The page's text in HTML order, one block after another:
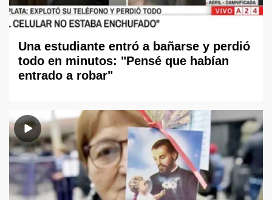
Una estudiante entró a bañarse y perdió
todo en minutos: "Pensé que habían
entrado a robar"